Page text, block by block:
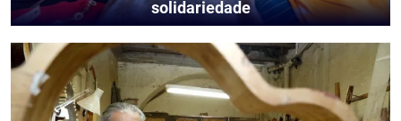
solidariedade